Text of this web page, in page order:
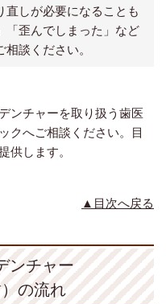
直しが必要になることも
「歪んでしまった」など
談ください。
ンチャーを取り扱う歯医
クへご相談ください。目
供します。
▲目次へ戻る
ンチャー
）の流れ